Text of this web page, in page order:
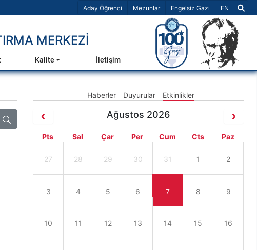
Aday Öğrenci Mezunlar Engelsiz Gazi Dil Seçiniz
EN
MERKEZİ
Kalite İletişim
Haberler Duyurular Etkinlikler
Ağustos 2026
Pts Sal Çar Per Cum Cts Paz
27 28 29 30 31 1 2
3 4 5 6 7 8 9
10 11 12 13 14 15 16